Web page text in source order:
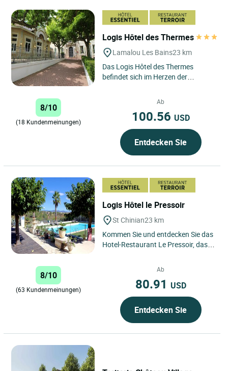
Logis Hôtel des Thermes
Lamalou Les Bains23 km
Das Logis Hôtel des Thermes
befindet sich im Herzen der
8/10
(18 Kundenmeinungen)
Ab
100.56 USD
Entdecken Sie
Logis Hôtel le Pressoir
St Chinian23 km
Kommen Sie und entdecken Sie das
Hotel-Restaurant Le Pressoir, das
8/10
(63 Kundenmeinungen)
Ab
80.91 USD
Entdecken Sie